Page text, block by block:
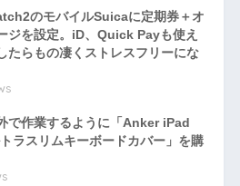
のモバイルSuicaに定期券＋オ
ジを設定。iD、Quick Payも使え
たらもの凄くストレスフリーにな
で作業するように「Anker iPad
ラスリムキーボードカバー」を購